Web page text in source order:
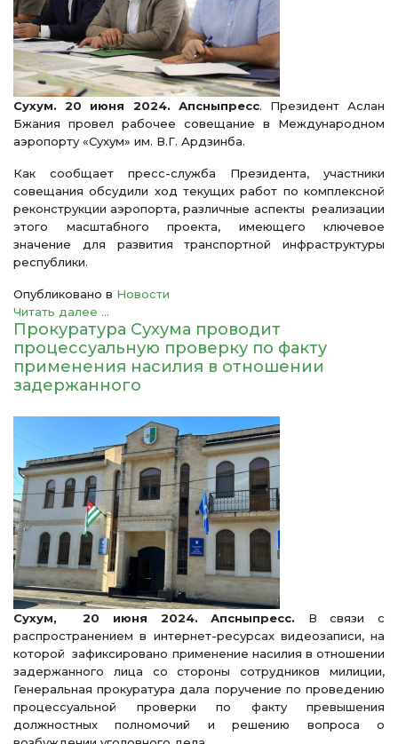
Сухум. 20 июня 2024. Апсныпресс. Президент Аслан
Бжания провел рабочее совещание в Международном
аэропорту «Сухум» им. В.Г. Ардзинба.
Как сообщает пресс-служба Президента, участники
совещания обсудили ход текущих работ по комплексной
реконструкции аэропорта, различные аспекты реализации
этого масштабного проекта, имеющего ключевое
значение для развития транспортной инфраструктуры
республики.
Опубликовано в Новости
Читать далее ...
Прокуратура Сухума проводит
процессуальную проверку по факту
применения насилия в отношении
задержанного
Сухум, 20 июня 2024. Апсныпресс. В связи с
распространением в интернет-ресурсах видеозаписи, на
которой зафиксировано применение насилия в отношении
задержанного лица со стороны сотрудников милиции,
Генеральная прокуратура дала поручение по проведению
процессуальной проверки по факту превышения
должностных полномочий и решению вопроса о